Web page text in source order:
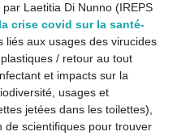
Laetitia Di Nunno (IREPS
crise covid sur la santé-
liés aux usages des virucides
/ retour au tout
et impacts sur la
usages et
jetées dans les toilettes),
scientifiques pour trouver